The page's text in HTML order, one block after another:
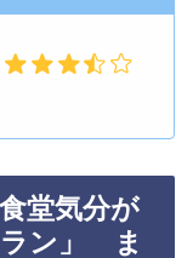
堂気分が
ラン」 ま